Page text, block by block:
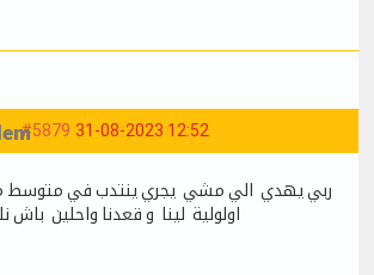
#5879 31-08-2023 12:52
ربي يهدي الي مشي يجري ينتدب في متوسط
اولولية لينا و قعدنا واحلين باش